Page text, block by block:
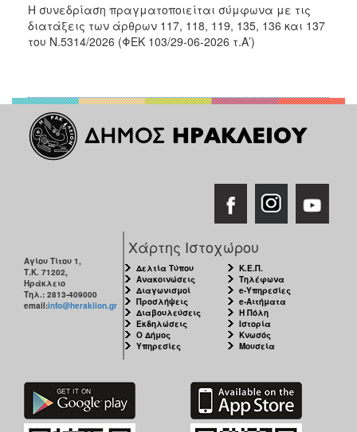
Η συνεδρίαση πραγματοποιείται σύμφωνα με τις
διατάξεις των άρθρων 117, 118, 119, 135, 136 και 137
του Ν.5314/2026 (ΦΕΚ 103/29-06-2026 τ.Α’)
Αγίου Τίτου 1,
Τ.Κ. 71202,
Ηράκλειο
Τηλ.: 2813-409000
email:info@heraklion.gr
Χάρτης Ιστοχώρου
Δελτία Τύπου
Ανακοινώσεις
Διαγωνισμοί
Προσλήψεις
Διαβουλεύσεις
Εκδηλώσεις
Ο Δήμος
Υπηρεσίες
Κ.Ε.Π.
Τηλέφωνα
e-Υπηρεσίες
e-Αιτήματα
Η Πόλη
Ιστορία
Κνωσός
Μουσεία